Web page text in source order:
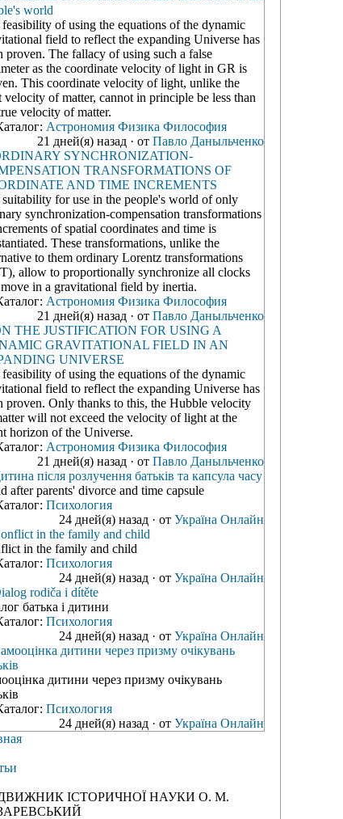
world
of using the equations of the dynamic
field to reflect the expanding Universe has
proven. The fallacy of using such a false
as the coordinate velocity of light in GR is
This coordinate velocity of light, unlike the
velocity of matter, cannot in principle be less than
velocity of matter.
Астрономия Физика Философия
21 дней(я) назад · от Павло Даныльченко
SYNCHRONIZATION-
TRANSFORMATIONS OF
AND TIME INCREMENTS
suitability for use in the people's world of only
synchronization-compensation transformations
of spatial coordinates and time is
These transformations, unlike the
to them ordinary Lorentz transformations
allow to proportionally synchronize all clocks
in a gravitational field by inertia.
Астрономия Физика Философия
21 дней(я) назад · от Павло Даныльченко
THE JUSTIFICATION FOR USING A
GRAVITATIONAL FIELD IN AN
UNIVERSE
of using the equations of the dynamic
field to reflect the expanding Universe has
proven. Only thanks to this, the Hubble velocity
will not exceed the velocity of light at the
horizon of the Universe.
Астрономия Физика Философия
21 дней(я) назад · от Павло Даныльченко
після розлучення батьків та капсула часу
after parents' divorce and time capsule
Психология
24 дней(я) назад · от Україна Онлайн
in the family and child
in the family and child
Психология
24 дней(я) назад · от Україна Онлайн
rodiča i dítěte
батька і дитини
Психология
24 дней(я) назад · от Україна Онлайн
дитини через призму очікувань
дитини через призму очікувань
Психология
24 дней(я) назад · от Україна Онлайн
IСТОРИЧНОЇ НАУКИ О. М.